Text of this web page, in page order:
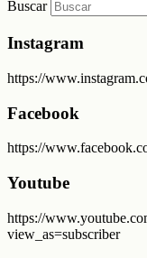
Buscar
Instagram
https://
Facebook
https://
Youtube
https://
view_as=subscriber